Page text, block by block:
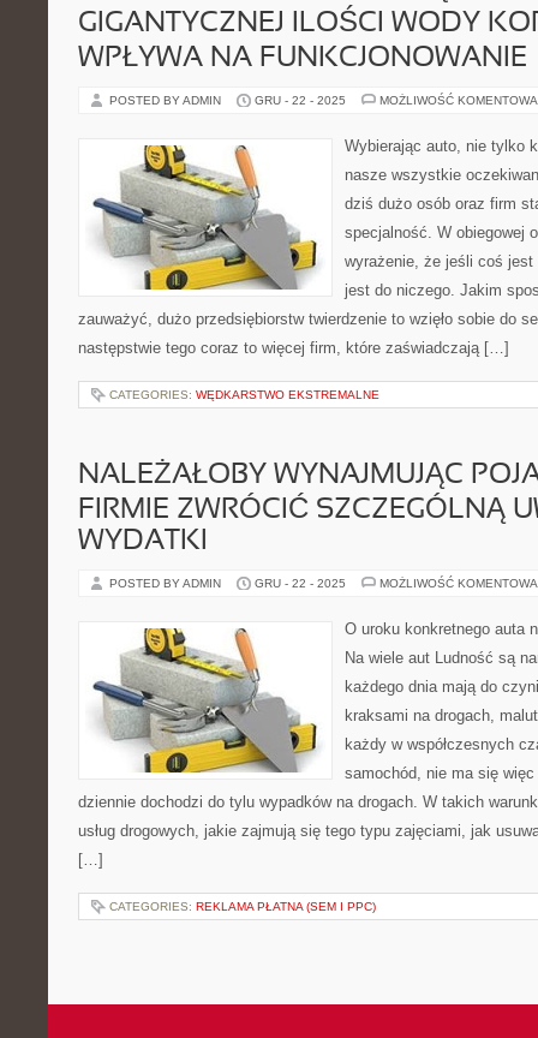
GIGANTYCZNEJ ILOŚCI WODY
WPŁYWA NA FUNKCJONOWANIE
POSTED BY ADMIN GRU - 22 - 2025 MOŻLIWOŚĆ
Wybierając auto, nie tylko
nasze wszystkie
dziś dużo osób oraz firm
specjalność. W obiegowej
wyrażenie, że jeśli coś
jest do niczego. Jakim
zauważyć, dużo przedsiębiorstw twierdzenie to wzięło sobie do
następstwie tego coraz to więcej firm, które zaświadczają […]
CATEGORIES: WĘDKARSTWO EKSTREMALNE
NALEŻAŁOBY WYNAJMUJĄC
FIRMIE ZWRÓCIĆ SZCZEGÓLNĄ
WYDATKI
POSTED BY ADMIN GRU - 22 - 2025 MOŻLIWOŚĆ
O uroku konkretnego auta
Na wiele aut Ludność są
każdego dnia mają do
kraksami na drogach,
każdy w współczesnych
samochód, nie ma się
dziennie dochodzi do tylu wypadków na drogach. W takich
usług drogowych, jakie zajmują się tego typu zajęciami, jak
[…]
CATEGORIES: REKLAMA PŁATNA (SEM I PPC)